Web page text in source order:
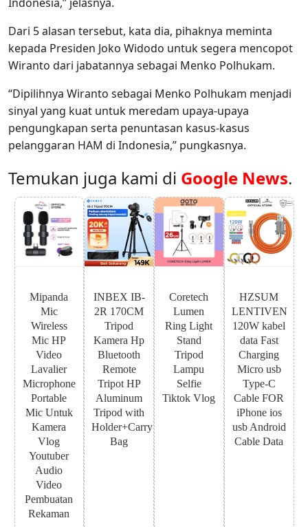
Dari 5 alasan tersebut, kata dia, pihaknya meminta
kepada Presiden Joko Widodo untuk segera mencopot
Wiranto dari jabatannya sebagai Menko Polhukam.
“Dipilihnya Wiranto sebagai Menko Polhukam menjadi
sinyal yang kuat untuk meredam upaya-upaya
pengungkapan serta penuntasan kasus-kasus
pelanggaran HAM di Indonesia,” pungkasnya.
Temukan juga kami di Google News.
Mipanda
Mic
Wireless
Mic HP
Video
Lavalier
Microphone
Portable
Mic Untuk
Kamera
Vlog
Youtuber
Audio
Video
Pembuatan
Rekaman
INBEX IB-
2R 170CM
Tripod
Kamera Hp
Bluetooth
Remote
Tripot HP
Aluminum
Tripod with
Holder+Carry
Bag
Coretech
Lumen
Ring Light
Stand
Tripod
Lampu
Selfie
Tiktok Vlog
HZSUM
LENTIVEN
120W kabel
data Fast
Charging
Micro usb
Type-C
Cable FOR
iPhone ios
usb Android
Cable Data